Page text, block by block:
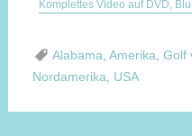
Komplettes Video auf DVD,
Alabama Amerika Golf
Nordamerika
USA